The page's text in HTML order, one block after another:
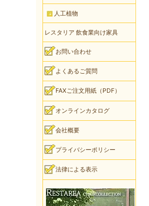
人工植物
レスタリア 飲食業向け家具
お問い合わせ
よくあるご質問
FAXご注文用紙（PDF）
オンラインカタログ
会社概要
プライバシーポリシー
法律による表示